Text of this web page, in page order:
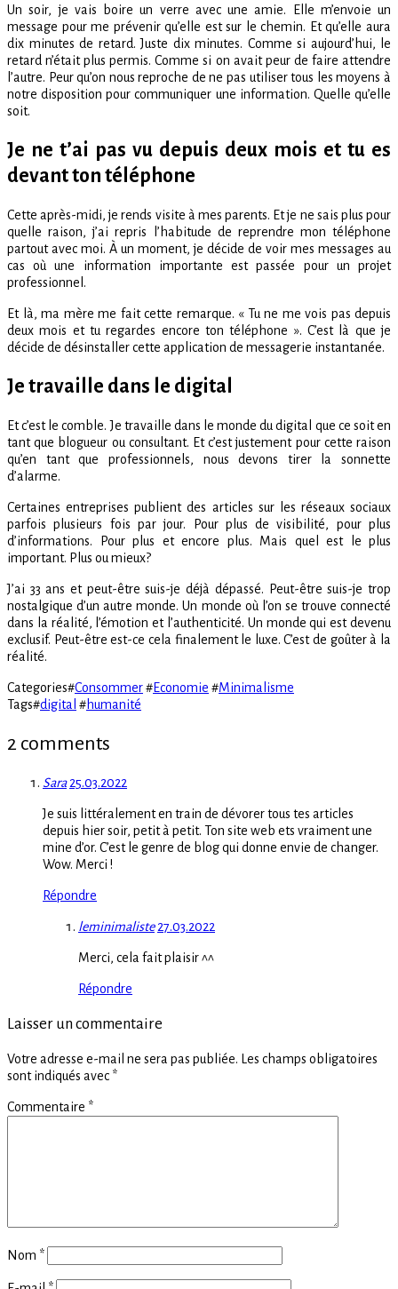
Un soir, je vais boire un verre avec une amie. Elle m’envoie un
message pour me prévenir qu’elle est sur le chemin. Et qu’elle aura
dix minutes de retard. Juste dix minutes. Comme si aujourd’hui, le
retard n’était plus permis. Comme si on avait peur de faire attendre
l’autre. Peur qu’on nous reproche de ne pas utiliser tous les moyens à
notre disposition pour communiquer une information. Quelle qu’elle
soit.
Je ne t’ai pas vu depuis deux mois et tu es
devant ton téléphone
Cette après-midi, je rends visite à mes parents. Et je ne sais plus pour
quelle raison, j’ai repris l’habitude de reprendre mon téléphone
partout avec moi. À un moment, je décide de voir mes messages au
cas où une information importante est passée pour un projet
professionnel.
Et là, ma mère me fait cette remarque. « Tu ne me vois pas depuis
deux mois et tu regardes encore ton téléphone ». C’est là que je
décide de désinstaller cette application de messagerie instantanée.
Je travaille dans le digital
Et c’est le comble. Je travaille dans le monde du digital que ce soit en
tant que blogueur ou consultant. Et c’est justement pour cette raison
qu’en tant que professionnels, nous devons tirer la sonnette
d’alarme.
Certaines entreprises publient des articles sur les réseaux sociaux
parfois plusieurs fois par jour. Pour plus de visibilité, pour plus
d’informations. Pour plus et encore plus. Mais quel est le plus
important. Plus ou mieux?
J’ai 33 ans et peut-être suis-je déjà dépassé. Peut-être suis-je trop
nostalgique d’un autre monde. Un monde où l’on se trouve connecté
dans la réalité, l’émotion et l’authenticité. Un monde qui est devenu
exclusif. Peut-être est-ce cela finalement le luxe. C’est de goûter à la
réalité.
Categories#Consommer#Economie #Minimalisme
Tags#digital #humanité
2 comments
Sara 25.03.2022
Je suis littéralement en train de dévorer tous tes articles
depuis hier soir, petit à petit. Ton site web ets vraiment une
mine d’or. C’est le genre de blog qui donne envie de changer.
Wow. Merci !
Répondre
leminimaliste 27.03.2022
Merci, cela fait plaisir ^^
Répondre
Laisser un commentaire
Votre adresse e-mail ne sera pas publiée.
Les champs obligatoires
sont indiqués avec *
Commentaire *
Nom *